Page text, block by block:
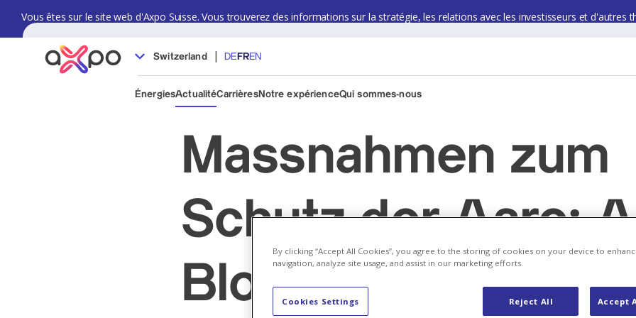
Vous êtes sur le site web d'Axpo Suisse. Vous trouverez des informations sur la stratégie, les relations avec les investisseurs et d'autres
Switzerland | DE FREN
ÉnergiesActualitéCarrièresNotre expérienceQui sommes-nous
Massnahmen zum
Schutz der Aare:
Block 2 des KKW
By clicking “Accept All Cookies”, you agree to the storing of cookies on your device to
navigation, analyze site usage, and assist in our marketing efforts.
Reject All Accept
Cookies Settings